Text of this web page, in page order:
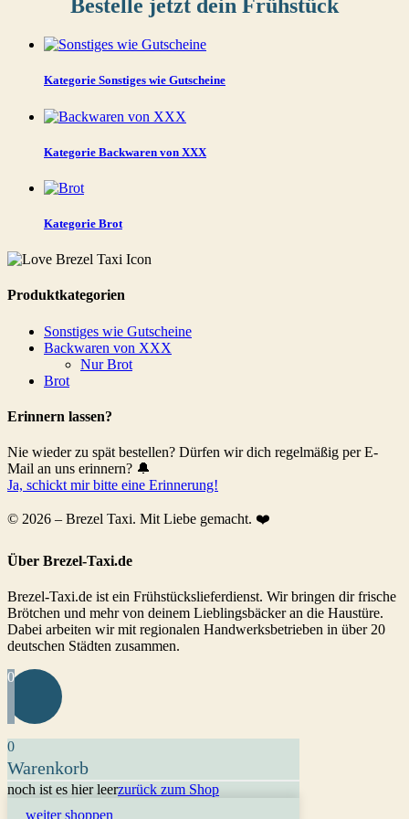
Bestelle jetzt dein Frühstück
Kategorie Sonstiges wie Gutscheine
Kategorie Backwaren von XXX
Kategorie Brot
Produktkategorien
Sonstiges wie Gutscheine
Backwaren von XXX
Nur Brot
Brot
Erinnern lassen?
Nie wieder zu spät bestellen? Dürfen wir dich regelmäßig per E-
Mail an uns erinnern? 🔔
Ja, schickt mir bitte eine Erinnerung!
© 2026 – Brezel Taxi. Mit Liebe gemacht. ❤️
Über Brezel-Taxi.de
Brezel-Taxi.de ist ein Frühstückslieferdienst. Wir bringen dir frische
Brötchen und mehr von deinem Lieblingsbäcker an die Haustüre.
Dabei arbeiten wir mit regionalen Handwerksbetrieben in über 20
deutschen Städten zusammen.
0
0
Warenkorb
noch ist es hier leerzurück zum Shop
weiter shoppen